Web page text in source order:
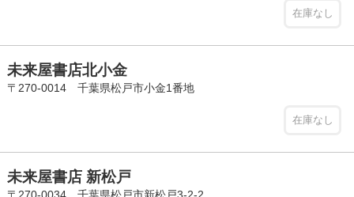
在庫なし
未来屋書店北小金
〒270-0014 千葉県松戸市小金1番地
在庫なし
未来屋書店 新松戸
〒270-0034 千葉県松戸市新松戸3-2-2